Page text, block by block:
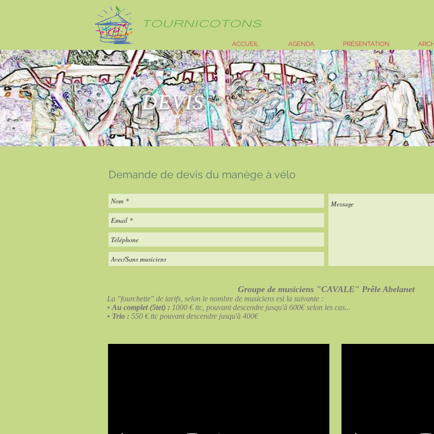
ACCUEIL AGENDA PRÉSENTATION
DEVIS
Demande de devis du manège à vélo
Groupe de musiciens "CAVALE" Prêle Abelanet
La "fourchette" de tarifs, selon le nombre de musiciens est la suivante :
• Au complet (5tet) : 1000 € ttc, pouvant descendre jusqu'à 600€ selon les cas...
• Trio : 550 € ttc pouvant descendre jusqu'à 400€